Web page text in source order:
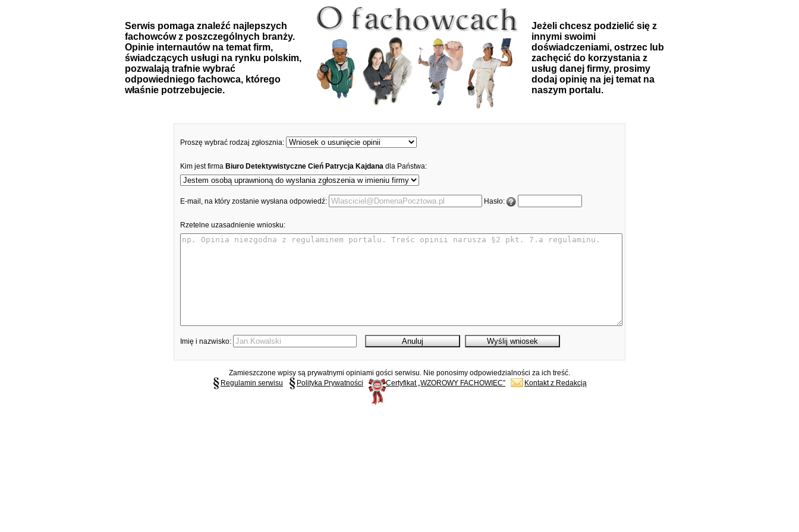
Serwis pomaga znaleźć najlepszych
fachowców z poszczególnych branży.
Opinie internautów na temat firm,
świadczących usługi na rynku polskim,
pozwalają trafnie wybrać
odpowiedniego fachowca, którego
właśnie potrzebujecie.
Jeżeli chcesz podzielić się z
innymi swoimi
doświadczeniami, ostrzec lub
zachęcić do korzystania z
usług danej firmy, prosimy
dodaj opinię na jej temat na
naszym portalu.
Proszę wybrać rodzaj zgłosznia:
Kim jest firma Biuro Detektywistyczne Cień Patrycja Kajdana dla Państwa:
E-mail, na który zostanie wysłana odpowiedź: Hasło:
Rzetelne uzasadnienie wniosku:
Imię i nazwisko:
Zamieszczone wpisy są prywatnymi opiniami gości serwisu. Nie ponosimy odpowiedzialności za ich treść.
Regulamin serwisu
Polityka Prywatności Certyfikat „WZOROWY FACHOWIEC” Kontakt z Redakcją